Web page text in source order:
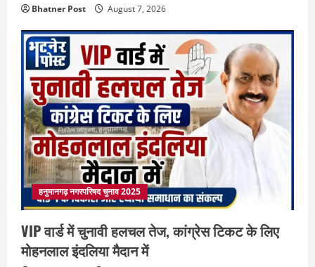
Bhatner Post August 7, 2026
हनुमानगढ़ नगरपरिषद चुनाव 2025
VIP वार्ड में चुनावी हलचल तेज, कांग्रेस टिकट के लिए
मोहनलाल इंदलिया मैदान में